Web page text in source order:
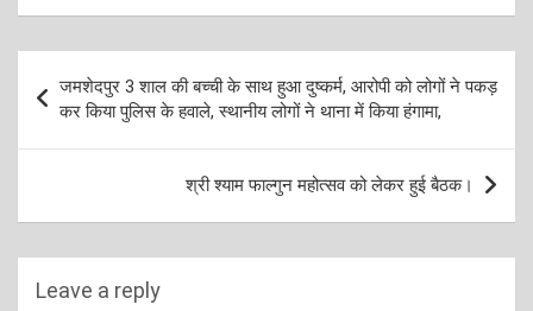
navigation
जमशेदपुर 3 शाल की बच्ची के साथ हुआ दुष्कर्म, आरोपी को लोगों ने पकड़
कर किया पुलिस के हवाले, स्थानीय लोगों ने थाना में किया हंगामा,
श्री श्याम फाल्गुन महोत्सव को लेकर हुई बैठक।
Leave a reply